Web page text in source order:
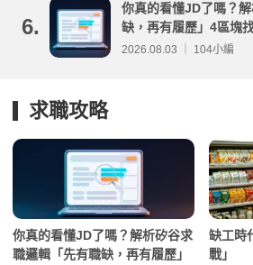
6.
你真的看懂JD了嗎？
缺，再有履歷」4區塊
2026.08.03 ｜ 104小編
求職攻略
你真的看懂JD了嗎？解析矽谷求
職邏輯「先有職缺，再有履歷」
缺工時
戰」